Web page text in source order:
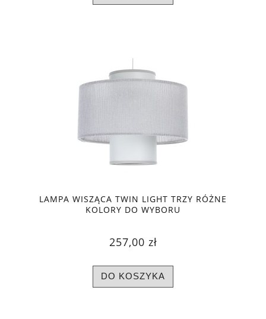
LAMPA WISZĄCA TWIN LIGHT TRZY RÓŻNE
KOLORY DO WYBORU
257,00 zł
DO KOSZYKA